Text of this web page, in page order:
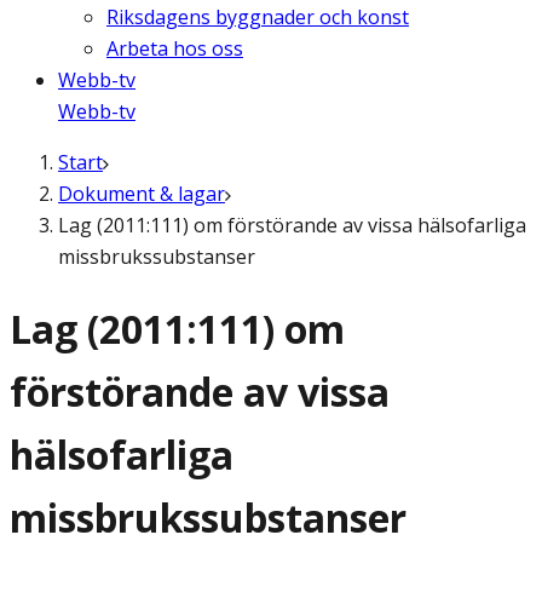
Riksdagens byggnader och konst
Arbeta hos oss
Webb-tv
Webb-tv
Start
Dokument & lagar
Lag (2011:111) om förstörande av vissa hälsofarliga
missbrukssubstanser
Lag (2011:111) om
förstörande av vissa
hälsofarliga
missbrukssubstanser